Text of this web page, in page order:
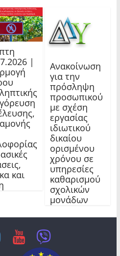
|
και
Ανακοίνωση
για την
πρόσληψη
προσωπικού
με σχέση
εργασίας
ιδιωτικού
δικαίου
ορισμένου
χρόνου σε
υπηρεσίες
καθαρισμού
σχολικών
μονάδων